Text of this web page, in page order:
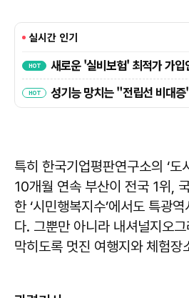
특히 한국기업평판연구소의 ‘도
10개월 연속 부산이 전국 1위,
한 ‘시민행복지수’에서도 특광
다. 그뿐만 아니라 내셔널지오
막히도록 멋진 여행지와 체험장